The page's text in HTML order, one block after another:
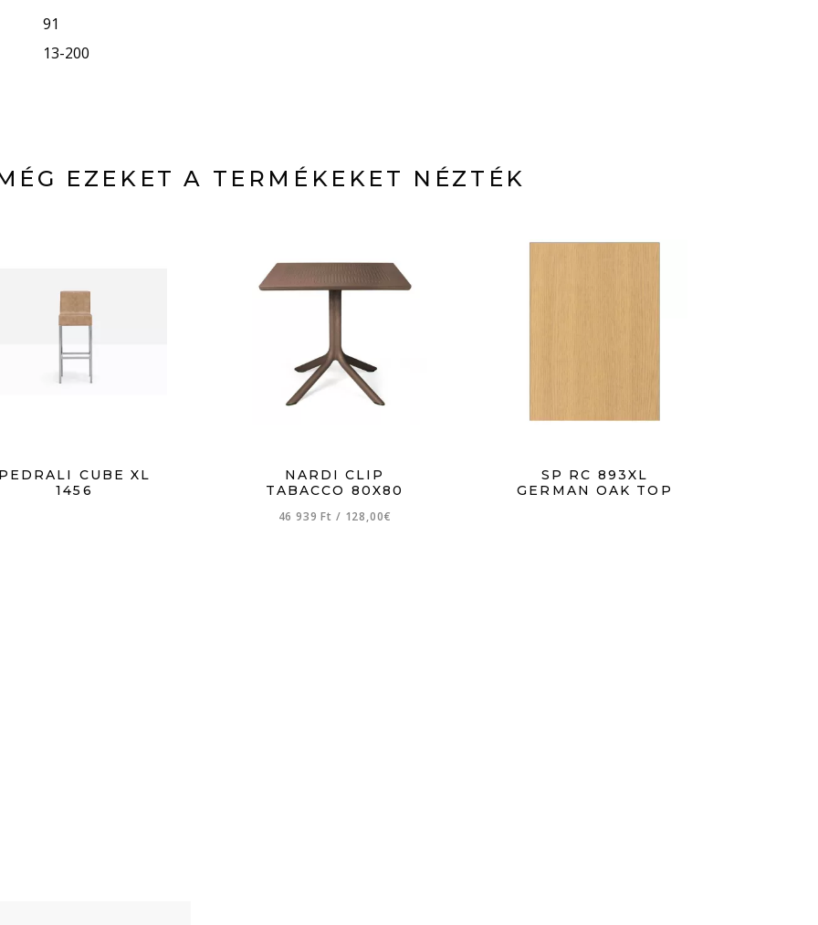
91
13-200
EZEKET A TERMÉKEKET NÉZTÉK
CUBE XL
1456
NARDI CLIP
TABACCO 80X80
46 939 Ft / 128,00€
SP RC 893XL
GERMAN OAK TOP